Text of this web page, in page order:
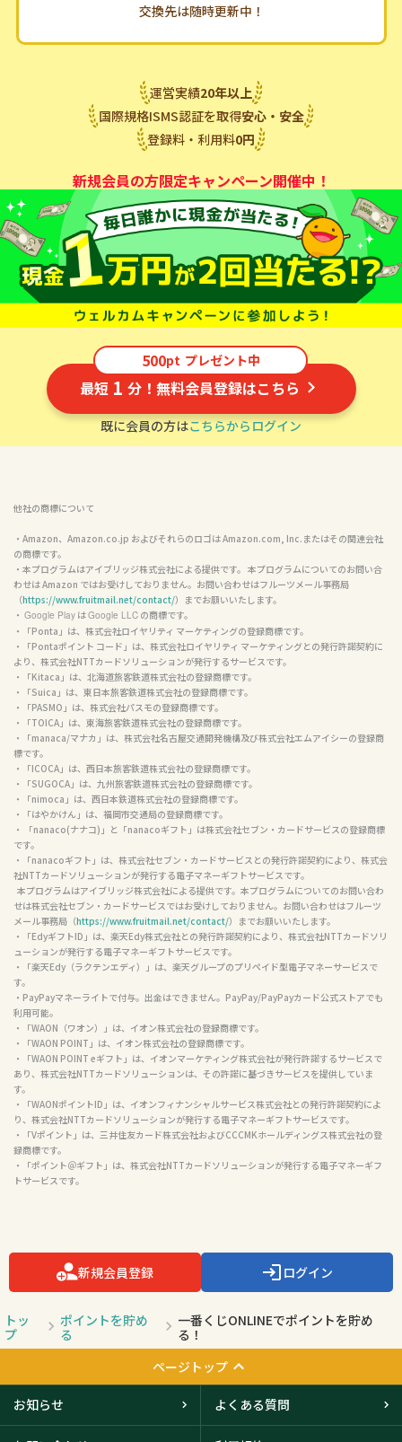
交換先は随時更新中！
運営実績20年以上
国際規格ISMS認証を取得安心・安全
登録料・利用料0円
新規会員の方限定キャンペーン開催中！
500pt プレゼント中
最短 1 分！無料会員登録はこちら
既に会員の方はこちらからログイン
他社の商標について
・Amazon、Amazon.co.jp およびそれらのロゴは Amazon.com, Inc.またはその関連会社
の商標です。
・本プログラムはアイブリッジ株式会社による提供です。 本プログラムについてのお問い合
わせは Amazon ではお受けしておりません。お問い合わせはフルーツメール事務局
（https://www.fruitmail.net/contact/）までお願いいたします。
・ Google Play は Google LLC の商標です。
・「Ponta」は、株式会社ロイヤリティ マーケティングの登録商標です。
・「Pontaポイント コード」は、株式会社ロイヤリティ マーケティングとの発行許諾契約に
より、株式会社NTTカードソリューションが発行するサービスです。
・「Kitaca」は、北海道旅客鉄道株式会社の登録商標です。
・「Suica」は、東日本旅客鉄道株式会社の登録商標です。
・「PASMO」は、株式会社パスモの登録商標です。
・「TOICA」は、東海旅客鉄道株式会社の登録商標です。
・「manaca/マナカ」は、株式会社名古屋交通開発機構及び株式会社エムアイシーの登録商
標です。
・「ICOCA」は、西日本旅客鉄道株式会社の登録商標です。
・「SUGOCA」は、九州旅客鉄道株式会社の登録商標です。
・「nimoca」は、西日本鉄道株式会社の登録商標です。
・「はやかけん」は、福岡市交通局の登録商標です。
・ 「nanaco(ナナコ)」と「nanacoギフト」は株式会社セブン・カードサービスの登録商標
です。
・「nanacoギフト」は、株式会社セブン・カードサービスとの発行許諾契約により、株式会
社NTTカードソリューションが発行する電子マネーギフトサービスです。
せは株式会社セブン・カードサービスではお受けしておりません。お問い合わせはフルーツ
メール事務局（https://www.fruitmail.net/contact/）までお願いいたします。
・「EdyギフトID」は、楽天Edy株式会社との発行許諾契約により、株式会社NTTカードソリ
ューションが発行する電子マネーギフトサービスです。
・「楽天Edy（ラクテンエディ）」は、楽天グループのプリペイド型電子マネーサービスで
す。
・PayPayマネーライトで付与。出金はできません。PayPay/PayPayカード公式ストアでも
利用可能。
・「WAON（ワオン）」は、イオン株式会社の登録商標です。
・「WAON POINT」は、イオン株式会社の登録商標です。
・「WAON POINT eギフト」は、イオンマーケティング株式会社が発行許諾するサービスで
あり、株式会社NTTカードソリューションは、その許諾に基づきサービスを提供していま
す。
・「WAONポイントID」は、イオンフィナンシャルサービス株式会社との発行許諾契約によ
り、株式会社NTTカードソリューションが発行する電子マネーギフトサービスです。
・「Vポイント」は、三井住友カード株式会社およびCCCMKホールディングス株式会社の登
録商標です。
・「ポイント＠ギフト」は、株式会社NTTカードソリューションが発行する電子マネーギフ
トサービスです。
新規会員登録 ログイン
トッ
プ
ポイントを貯め
る
一番くじONLINEでポイントを貯め
る！
ページトップ
お知らせ よくある質問